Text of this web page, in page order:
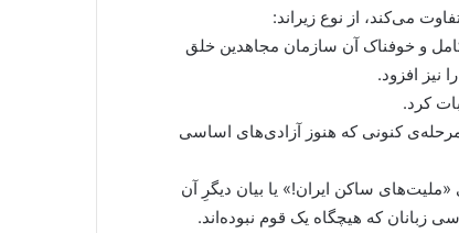
می‌کند، از نوع زیراند:
و خوفناک آن سازمان مجاهدین خلق
افزود.
کرد.
کنونی که هنوز آزادی‌های اساسی
«ملیت‌های ساکن ایران!» یا بیان دیگرِ آن
که هیچگاه یک قوم نبوده‌اند.